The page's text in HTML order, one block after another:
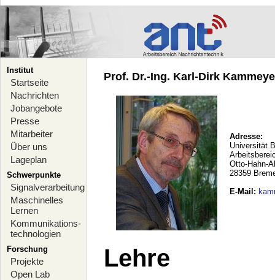
Institut
Startseite
Nachrichten
Jobangebote
Presse
Mitarbeiter
Über uns
Lageplan
Schwerpunkte
Signalverarbeitung
Maschinelles
Lernen
Kommunikations-
technologien
Forschung
Projekte
Open Lab
Prof. Dr.-Ing. Karl-Dirk
Adresse:
Universität
Otto-Hahn-
28359
E-Mail :
Lehre